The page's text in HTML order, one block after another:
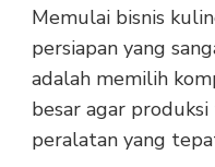
Memulai bisnis
persiapan yang
adalah memilih
besar agar
peralatan yang